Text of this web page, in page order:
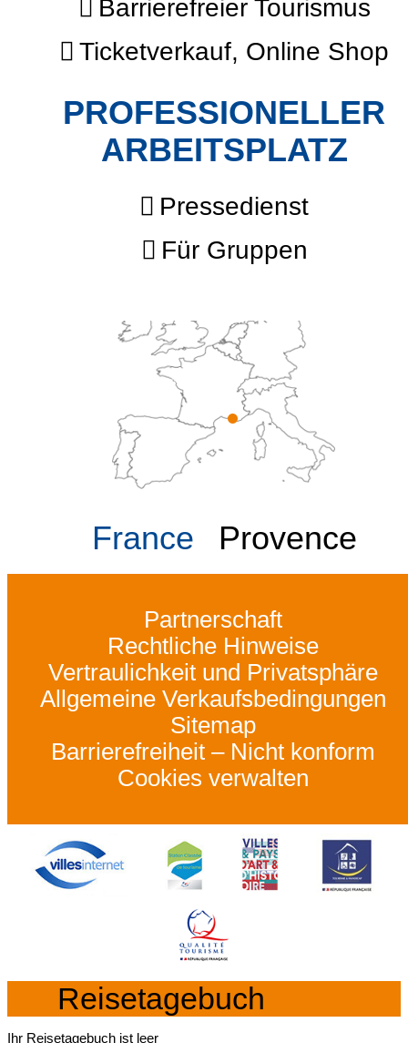
Barrierefreier Tourismus
Ticketverkauf, Online Shop
PROFESSIONELLER
ARBEITSPLATZ
Pressedienst
Für Gruppen
France Provence
Partnerschaft
Rechtliche Hinweise
Vertraulichkeit und Privatsphäre
Allgemeine Verkaufsbedingungen
Sitemap
Barrierefreiheit – Nicht konform
Cookies verwalten
Reisetagebuch
Ihr Reisetagebuch ist leer